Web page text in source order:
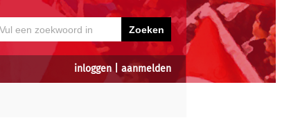
inloggen| aanmelden